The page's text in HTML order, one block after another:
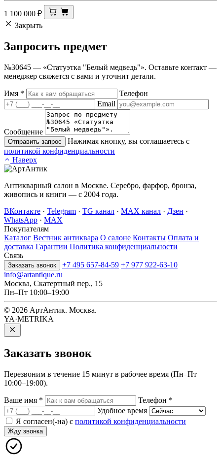
1 100 000 ₽
Закрыть
Запросить предмет
№30645 — «Статуэтка "Белый медведь"». Оставьте контакт —
менеджер свяжется с вами и уточнит детали.
Имя *
Телефон
Email
Сообщение
Отправить запрос
Нажимая кнопку, вы соглашаетесь с
политикой конфиденциальности
Наверх
Антикварный салон в Москве. Серебро, фарфор, бронза,
живопись и книги — с 2004 года.
ВКонтакте · Telegram · TG канал · MAX канал · Дзен ·
WhatsApp · MAX
Покупателям
Каталог Вестник антиквара О салоне Контакты Оплата и
доставка Гарантии Политика конфиденциальности
Связь
Заказать звонок +7 495 657-84-59 +7 977 922-63-10
info@artantique.ru
Москва, Скатертный пер., 15
Пн–Пт 10:00–19:00
© 2026 АртАнтик. Москва.
YA·METRIKA
Заказать звонок
Перезвоним в течение 15 минут в рабочее время (Пн–Пт
10:00–19:00).
Ваше имя * Телефон *
Удобное время
Я согласен(-на) с политикой конфиденциальности
Жду звонка